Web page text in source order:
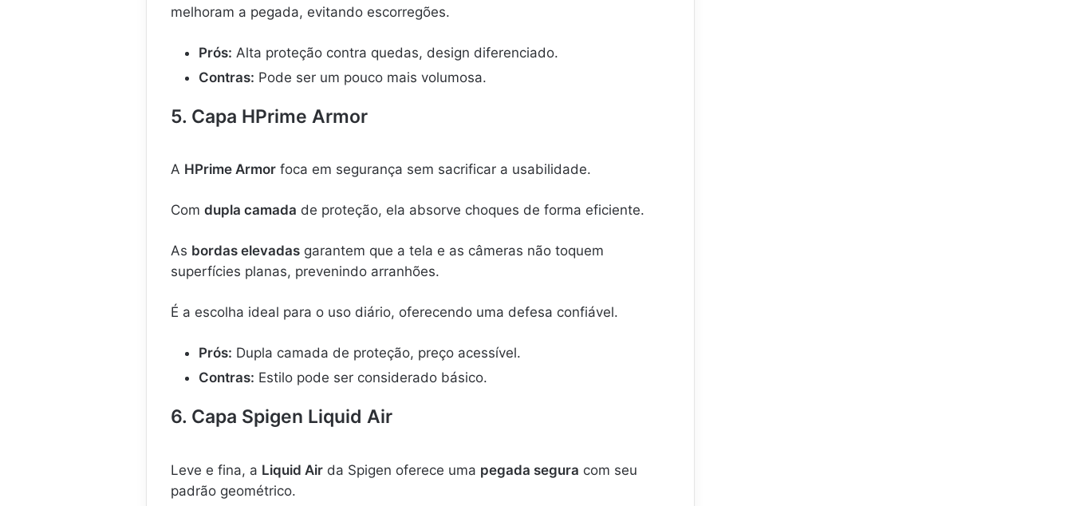
melhoram a pegada, evitando escorregões.
Prós: Alta proteção contra quedas, design diferenciado.
Contras: Pode ser um pouco mais volumosa.
5. Capa HPrime Armor
A HPrime Armor foca em segurança sem sacrificar a usabilidade.
Com dupla camada de proteção, ela absorve choques de forma eficiente.
As bordas elevadas garantem que a tela e as câmeras não toquem
superfícies planas, prevenindo arranhões.
É a escolha ideal para o uso diário, oferecendo uma defesa confiável.
Prós: Dupla camada de proteção, preço acessível.
Contras: Estilo pode ser considerado básico.
6. Capa Spigen Liquid Air
Leve e fina, a Liquid Air da Spigen oferece uma pegada segura com seu
padrão geométrico.